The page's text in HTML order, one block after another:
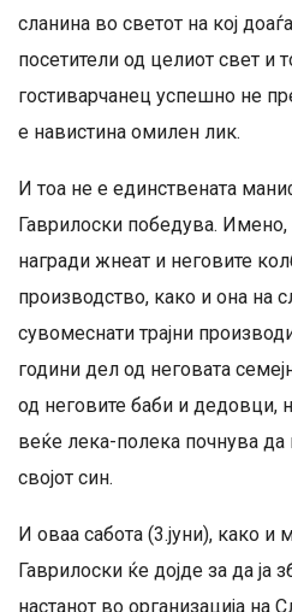
сланина во светот на кој
посетители од целиот свет и
гостиварчанец успешно не
е навистина омилен лик.
И тоа не е единствената
Гаврилоски победува. Имено,
награди жнеат и неговите
производство, како и она на
сувомеснати трајни
години дел од неговата
од неговите баби и дедовци,
веќе лека-полека почнува да
својот син.
И оваа сабота (3.јуни), како и
Гаврилоски ќе дојде за да ја
настанот во организација на